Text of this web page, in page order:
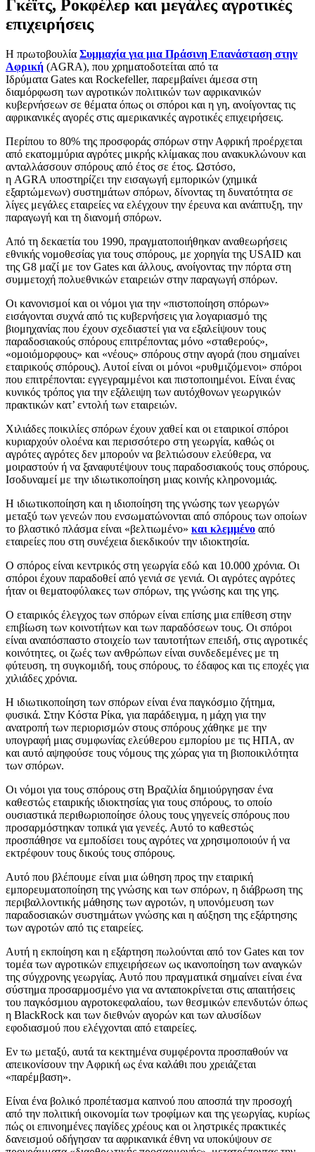
Γκέϊτς, Ροκφέλερ και μεγάλες αγροτικές
επιχειρήσεις
Η πρωτοβουλία Συμμαχία για μια Πράσινη Επανάσταση στην
Αφρική (AGRA), που χρηματοδοτείται από τα
Ιδρύματα Gates και Rockefeller, παρεμβαίνει άμεσα στη
διαμόρφωση των αγροτικών πολιτικών των αφρικανικών
κυβερνήσεων σε θέματα όπως οι σπόροι και η γη, ανοίγοντας τις
αφρικανικές αγορές στις αμερικανικές αγροτικές επιχειρήσεις.
Περίπου το 80% της προσφοράς σπόρων στην Αφρική προέρχεται
από εκατομμύρια αγρότες μικρής κλίμακας που ανακυκλώνουν και
ανταλλάσσουν σπόρους από έτος σε έτος. Ωστόσο,
η AGRA υποστηρίζει την εισαγωγή εμπορικών (χημικά
εξαρτώμενων) συστημάτων σπόρων, δίνοντας τη δυνατότητα σε
λίγες μεγάλες εταιρείες να ελέγχουν την έρευνα και ανάπτυξη, την
παραγωγή και τη διανομή σπόρων.
Από τη δεκαετία του 1990, πραγματοποιήθηκαν αναθεωρήσεις
εθνικής νομοθεσίας για τους σπόρους, με χορηγία της USAID και
της G8 μαζί με τον Gates και άλλους, ανοίγοντας την πόρτα στη
συμμετοχή πολυεθνικών εταιρειών στην παραγωγή σπόρων.
Οι κανονισμοί και οι νόμοι για την «πιστοποίηση σπόρων»
εισάγονται συχνά από τις κυβερνήσεις για λογαριασμό της
βιομηχανίας που έχουν σχεδιαστεί για να εξαλείψουν τους
παραδοσιακούς σπόρους επιτρέποντας μόνο «σταθερούς»,
«ομοιόμορφους» και «νέους» σπόρους στην αγορά (που σημαίνει
εταιρικούς σπόρους). Αυτοί είναι οι μόνοι «ρυθμιζόμενοι» σπόροι
που επιτρέπονται: εγγεγραμμένοι και πιστοποιημένοι. Είναι ένας
κυνικός τρόπος για την εξάλειψη των αυτόχθονων γεωργικών
πρακτικών κατ’ εντολή των εταιρειών.
Χιλιάδες ποικιλίες σπόρων έχουν χαθεί και οι εταιρικοί σπόροι
κυριαρχούν ολοένα και περισσότερο στη γεωργία, καθώς οι
αγρότες αγρότες δεν μπορούν να βελτιώσουν ελεύθερα, να
μοιραστούν ή να ξαναφυτέψουν τους παραδοσιακούς τους σπόρους.
Ισοδυναμεί με την ιδιωτικοποίηση μιας κοινής κληρονομιάς.
Η ιδιωτικοποίηση και η ιδιοποίηση της γνώσης των γεωργών
μεταξύ των γενεών που ενσωματώνονται από σπόρους των οποίων
το βλαστικό πλάσμα είναι «βελτιωμένο» και κλεμμένο από
εταιρείες που στη συνέχεια διεκδικούν την ιδιοκτησία.
Ο σπόρος είναι κεντρικός στη γεωργία εδώ και 10.000 χρόνια. Οι
σπόροι έχουν παραδοθεί από γενιά σε γενιά. Οι αγρότες αγρότες
ήταν οι θεματοφύλακες των σπόρων, της γνώσης και της γης.
Ο εταιρικός έλεγχος των σπόρων είναι επίσης μια επίθεση στην
επιβίωση των κοινοτήτων και των παραδόσεων τους. Οι σπόροι
είναι αναπόσπαστο στοιχείο των ταυτοτήτων επειδή, στις αγροτικές
κοινότητες, οι ζωές των ανθρώπων είναι συνδεδεμένες με τη
φύτευση, τη συγκομιδή, τους σπόρους, το έδαφος και τις εποχές για
χιλιάδες χρόνια.
Η ιδιωτικοποίηση των σπόρων είναι ένα παγκόσμιο ζήτημα,
φυσικά. Στην Κόστα Ρίκα, για παράδειγμα, η μάχη για την
ανατροπή των περιορισμών στους σπόρους χάθηκε με την
υπογραφή μιας συμφωνίας ελεύθερου εμπορίου με τις ΗΠΑ, αν
και αυτό αψηφούσε τους νόμους της χώρας για τη βιοποικιλότητα
των σπόρων.
Οι νόμοι για τους σπόρους στη Βραζιλία δημιούργησαν ένα
καθεστώς εταιρικής ιδιοκτησίας για τους σπόρους, το οποίο
ουσιαστικά περιθωριοποίησε όλους τους γηγενείς σπόρους που
προσαρμόστηκαν τοπικά για γενεές. Αυτό το καθεστώς
προσπάθησε να εμποδίσει τους αγρότες να χρησιμοποιούν ή να
εκτρέφουν τους δικούς τους σπόρους.
Αυτό που βλέπουμε είναι μια ώθηση προς την εταιρική
εμπορευματοποίηση της γνώσης και των σπόρων, η διάβρωση της
περιβαλλοντικής μάθησης των αγροτών, η υπονόμευση των
παραδοσιακών συστημάτων γνώσης και η αύξηση της εξάρτησης
των αγροτών από τις εταιρείες.
Αυτή η εκποίηση και η εξάρτηση πωλούνται από τον Gates και τον
τομέα των αγροτικών επιχειρήσεων ως ικανοποίηση των αναγκών
της σύγχρονης γεωργίας. Αυτό που πραγματικά σημαίνει είναι ένα
σύστημα προσαρμοσμένο για να ανταποκρίνεται στις απαιτήσεις
του παγκόσμιου αγροτοκεφαλαίου, των θεσμικών επενδυτών όπως
η BlackRock και των διεθνών αγορών και των αλυσίδων
εφοδιασμού που ελέγχονται από εταιρείες.
Εν τω μεταξύ, αυτά τα κεκτημένα συμφέροντα προσπαθούν να
απεικονίσουν την Αφρική ως ένα καλάθι που χρειάζεται
«παρέμβαση».
Είναι ένα βολικό προπέτασμα καπνού που αποσπά την προσοχή
από την πολιτική οικονομία των τροφίμων και της γεωργίας, κυρίως
πώς οι επινοημένες παγίδες χρέους και οι ληστρικές πρακτικές
δανεισμού οδήγησαν τα αφρικανικά έθνη να υποκύψουν σε